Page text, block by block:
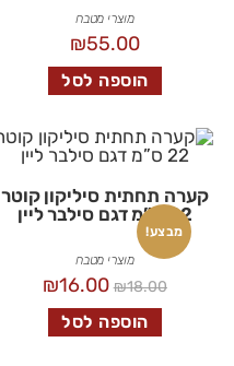
מוצרי מטבח
₪55.00
הוספה לסל
מבצע!
קערה תחתית סיליקון קוטר
22 ס”מ דגם סילבר ליין
מוצרי מטבח
₪18.00
₪16.00
הוספה לסל